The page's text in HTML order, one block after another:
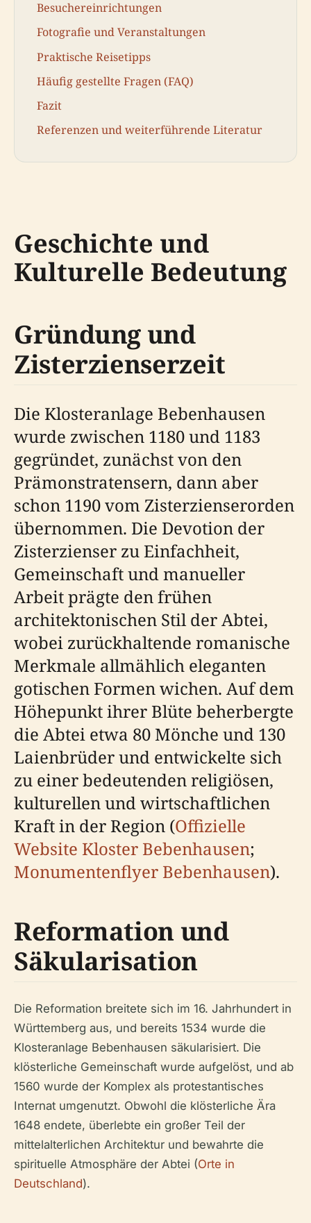
Besuchereinrichtungen
Fotografie und Veranstaltungen
Praktische Reisetipps
Häufig gestellte Fragen (FAQ)
Fazit
Referenzen und weiterführende Literatur
Geschichte und
Kulturelle Bedeutung
Gründung und
Zisterzienserzeit
Die Klosteranlage Bebenhausen
wurde zwischen 1180 und 1183
gegründet, zunächst von den
Prämonstratensern, dann aber
schon 1190 vom Zisterzienserorden
übernommen. Die Devotion der
Zisterzienser zu Einfachheit,
Gemeinschaft und manueller
Arbeit prägte den frühen
architektonischen Stil der Abtei,
wobei zurückhaltende romanische
Merkmale allmählich eleganten
gotischen Formen wichen. Auf dem
Höhepunkt ihrer Blüte beherbergte
die Abtei etwa 80 Mönche und 130
Laienbrüder und entwickelte sich
zu einer bedeutenden religiösen,
kulturellen und wirtschaftlichen
Kraft in der Region (Offizielle
Website Kloster Bebenhausen;
Monumentenflyer Bebenhausen).
Reformation und
Säkularisation
Die Reformation breitete sich im 16. Jahrhundert in
Württemberg aus, und bereits 1534 wurde die
Klosteranlage Bebenhausen säkularisiert. Die
klösterliche Gemeinschaft wurde aufgelöst, und ab
1560 wurde der Komplex als protestantisches
Internat umgenutzt. Obwohl die klösterliche Ära
1648 endete, überlebte ein großer Teil der
mittelalterlichen Architektur und bewahrte die
spirituelle Atmosphäre der Abtei (Orte in
Deutschland).